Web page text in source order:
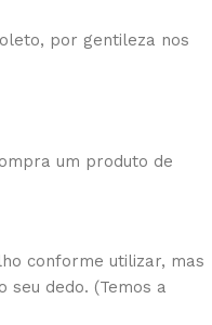
por gentileza nos
um produto de
conforme utilizar, mas
dedo. (Temos a